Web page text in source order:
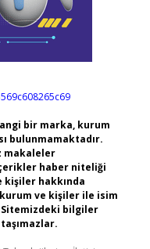
bir marka, kurum
bulunmamaktadır.
makaleler
haber niteliği
kişiler hakkında
ve kişiler ile isim
bilgiler